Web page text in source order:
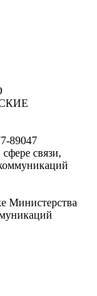
89047
связи,
Министерства